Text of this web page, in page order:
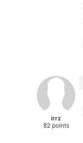
irrz
82 points